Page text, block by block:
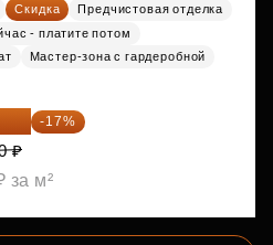
Скидка
Предчистовая отделка
- платите потом
Мастер-зона с гардеробной
₽ -17%
₽
за м²